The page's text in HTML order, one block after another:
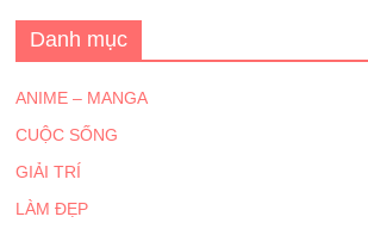
Danh mục
ANIME – MANGA
CUỘC SỐNG
GIẢI TRÍ
LÀM ĐẸP